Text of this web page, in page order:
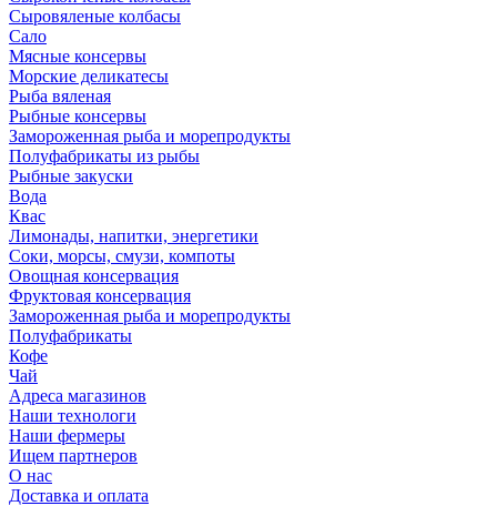
Сыровяленые колбасы
Сало
Мясные консервы
Морские деликатесы
Рыба вяленая
Рыбные консервы
Замороженная рыба и морепродукты
Полуфабрикаты из рыбы
Рыбные закуски
Вода
Квас
Лимонады, напитки, энергетики
Соки, морсы, смузи, компоты
Овощная консервация
Фруктовая консервация
Замороженная рыба и морепродукты
Полуфабрикаты
Кофе
Чай
Адреса магазинов
Наши технологи
Наши фермеры
Ищем партнеров
О нас
Доставка и оплата